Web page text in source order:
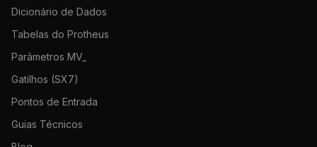
Dicionário de Dados
Tabelas do Protheus
Parâmetros MV_
Gatilhos (SX7)
Pontos de Entrada
Guias Técnicos